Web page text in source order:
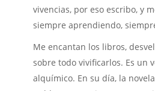
vivencias, por eso escribo, y
siempre aprendiendo,
Me encantan los libros,
sobre todo vivificarlos. Es un
alquímico. En su día, la